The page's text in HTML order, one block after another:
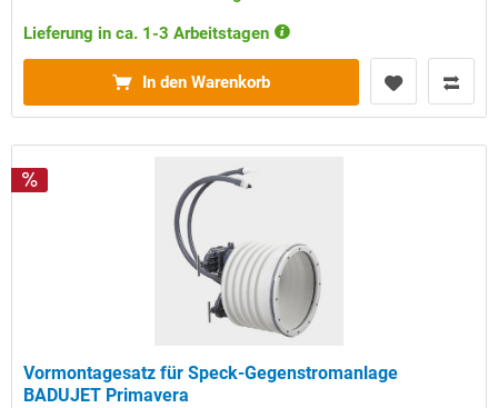
Lieferung in ca. 1-3 Arbeitstagen
In den Warenkorb
Vormontagesatz für Speck-Gegenstromanlage
BADUJET Primavera